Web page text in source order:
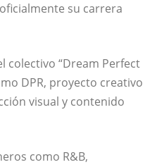
su carrera
colectivo “Dream Perfect
DPR, proyecto creativo
visual y contenido
como R&B,